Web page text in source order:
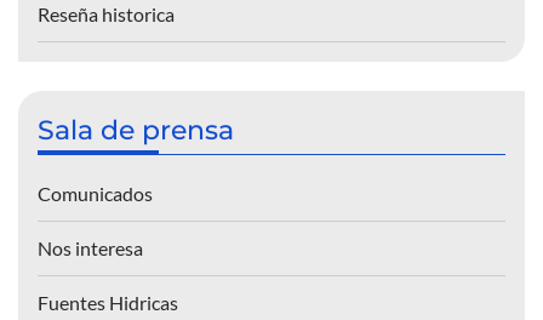
Reseña historica
Sala de prensa
Comunicados
Nos interesa
Fuentes Hidricas